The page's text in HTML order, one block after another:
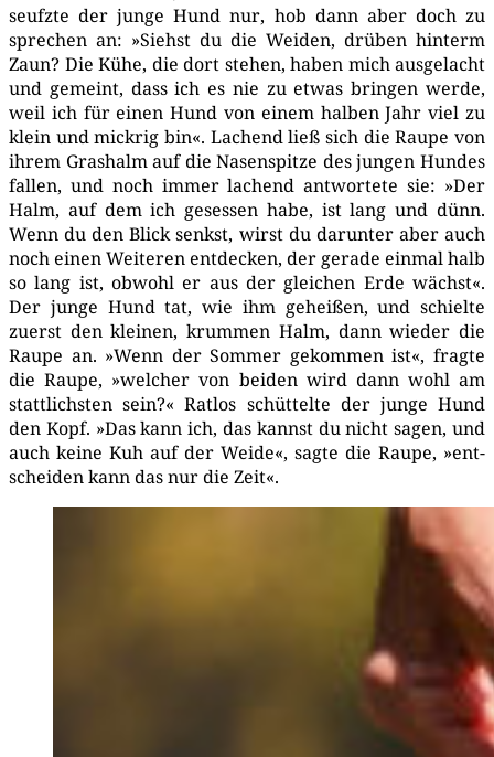
seufz­te der jun­ge Hund nur, hob dann aber doch zu
spre­chen an: »Siehst du die Wei­den, drü­ben hin­term
Zaun? Die Kühe, die dort ste­hen, haben mich aus­ge­lacht
und gemeint, dass ich es nie zu etwas brin­gen wer­de,
weil ich für einen Hund von einem hal­ben Jahr viel zu
klein und mick­rig bin«. Lachend ließ sich die Rau­pe von
ihrem Gras­halm auf die Nasen­spit­ze des jun­gen Hun­des
fal­len, und noch immer lachend ant­wor­te­te sie: »Der
Halm, auf dem ich geses­sen habe, ist lang und dünn.
Wenn du den Blick senkst, wirst du dar­un­ter aber auch
noch einen Wei­te­ren ent­de­cken, der gera­de ein­mal halb
so lang ist, obwohl er aus der glei­chen Erde wächst«.
Der jun­ge Hund tat, wie ihm gehei­ßen, und schiel­te
zuerst den klei­nen, krum­men Halm, dann wie­der die
Rau­pe an. »Wenn der Som­mer gekom­men ist«, frag­te
die Rau­pe, »wel­cher von bei­den wird dann wohl am
statt­lichs­ten sein?« Rat­los schüt­tel­te der jun­ge Hund
den Kopf. »Das kann ich, das kannst du nicht sagen, und
auch kei­ne Kuh auf der Wei­de«, sag­te die Rau­pe, »ent­
schei­den kann das nur die Zeit«.